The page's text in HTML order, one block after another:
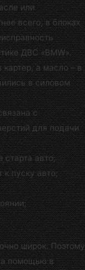
или
всего, в блоках
ДВС «BMW».
а масло – в
в силовом
с
для подачи
старта авто;
к пуску авто;
широк. Поэтому
помощью в